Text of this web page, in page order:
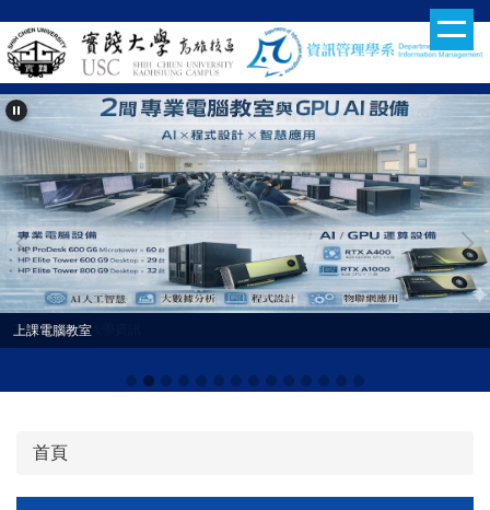
到
主
要
內
容
區
115學年分科入學資訊
上課電腦教室
首頁